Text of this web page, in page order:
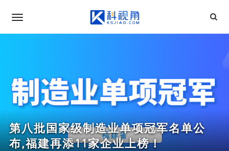
第八批国家级制造业单项冠军名单公
布,福建再添11家企业上榜！